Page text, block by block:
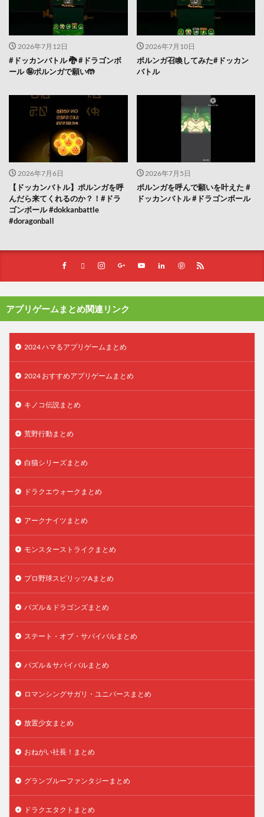
2026年7月12日
#ドッカンバトル 🐉 #ドラゴンボ
ール 🤪ポルンガで願い🤲
2026年7月10日
ポルンガ召喚してみた#ドッカン
バトル
2026年7月6日
【ドッカンバトル】ポルンガを呼
んだら来てくれるのか？！#ドラ
ゴンボール #dokkanbattle
#doragonball
2026年7月5日
ポルンガを呼んで願いを叶えた #
ドッカンバトル #ドラゴンボール
アプリゲームまとめ関連リンク
2024 ハマるアプリゲームまとめ
2024 おすすめアプリゲームまとめ
キノコ伝説まとめ
荒野行動まとめ
白猫シリーズまとめ
ドラクエウォークまとめ
アークナイツまとめ
モンスターストライクまとめ
プロ野球スピリッツAまとめ
パズル＆ドラゴンズまとめ
ステート・オブ・サバイバルまとめ
パズル＆サバイバルまとめ
ロマンシングサガリ・ユニバースまとめ
放置少女まとめ
おねがい社長！まとめ
グランブルーファンタジーまとめ
ドラクエタクトまとめ